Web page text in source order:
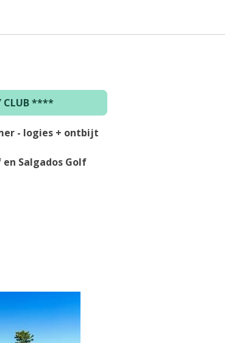
CLUB ****
- logies + ontbijt
Salgados Golf